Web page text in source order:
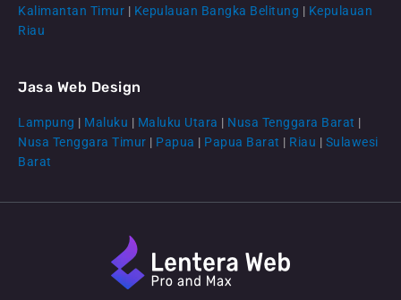
CS Lenteraweb
Kalimantan Timur | Kepulauan Bangka Belitung | Kepulauan
Riau
Jasa Web Design
Lampung | Maluku | Maluku Utara | Nusa Tenggara Barat |
Nusa Tenggara Timur | Papua | Papua Barat | Riau | Sulawesi
Barat